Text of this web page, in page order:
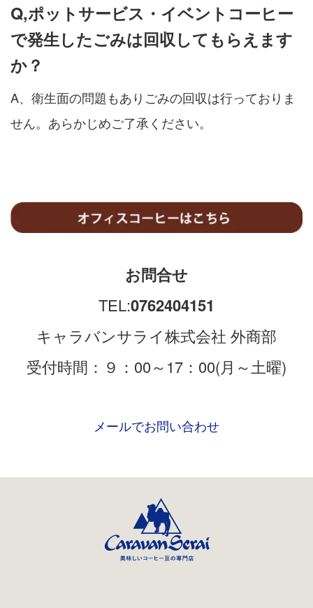
Q,ポットサービス・イベントコーヒー
で発生したごみは回収してもらえます
か？
A、衛生面の問題もありごみの回収は行っておりま
せん。あらかじめご了承ください。
お問合せ
TEL:0762404151
キャラバンサライ株式会社 外商部
受付時間：９：00～17：00(月～土曜)
メールでお問い合わせ